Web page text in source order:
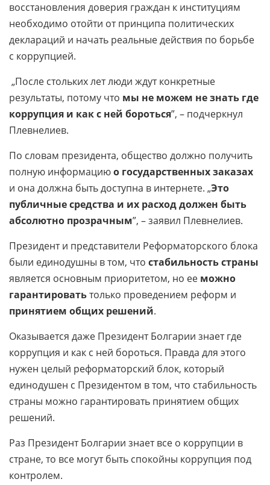
восстановления доверия граждан к институциям
необходимо отойти от принципа политических
деклараций и начать реальные действия по борьбе
с коррупцией.
„После стольких лет люди ждут конкретные
результаты, потому что мы не можем не знать где
коррупция и как с ней бороться”, – подчеркнул
Плевнелиев.
По словам президента, общество должно получить
полную информациюо государственных заказах
и она должна быть доступна в интернете. „Это
публичные средства и их расход должен быть
абсолютно прозрачным”, – заявил Плевнелиев.
Президент и представители Реформаторского блока
были единодушны в том, что стабильность страны
является основным приоритетом, но ее можно
гарантироватьтолько проведением реформ и
принятием общих решений.
Оказывается даже Президент Болгарии знает где
коррупция и как с ней бороться. Правда для этого
нужен целый реформаторский блок, который
единодушен с Президентом в том, что стабильность
страны можно гарантировать принятием общих
решений.
Раз Президент Болгарии знает все о коррупции в
стране, то все могут быть спокойны коррупция под
контролем.